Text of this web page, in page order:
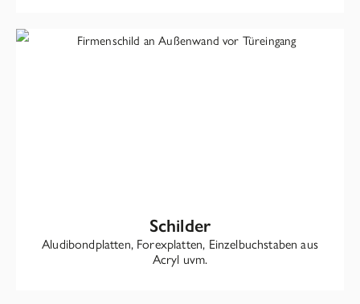
Schilder
Aludibondplatten, Forexplatten, Einzelbuchstaben aus
Acryl uvm.